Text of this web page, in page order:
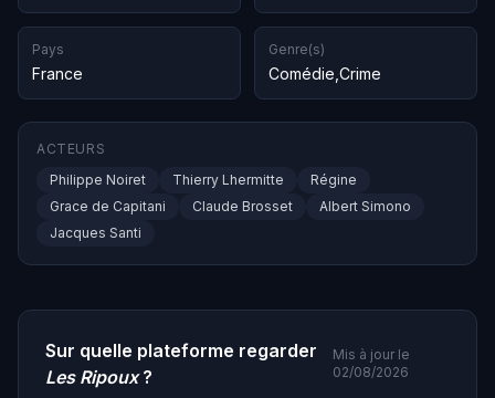
Pays
France
Genre(s)
Comédie Crime
ACTEURS
Philippe Noiret
Thierry Lhermitte
Régine
Grace de Capitani
Claude Brosset
Albert Simono
Jacques Santi
Sur quelle plateforme regarder
Les Ripoux?
Mis à jour le
02/08/2026